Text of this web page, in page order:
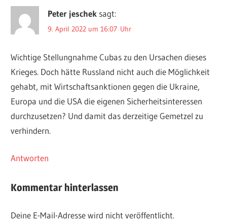
Peter jeschek sagt:
9. April 2022 um 16:07 Uhr
Wichtige Stellungnahme Cubas zu den Ursachen dieses
Krieges. Doch hätte Russland nicht auch die Möglichkeit
gehabt, mit Wirtschaftsanktionen gegen die Ukraine,
Europa und die USA die eigenen Sicherheitsinteressen
durchzusetzen? Und damit das derzeitige Gemetzel zu
verhindern.
Antworten
Kommentar hinterlassen
Deine E-Mail-Adresse wird nicht veröffentlicht.